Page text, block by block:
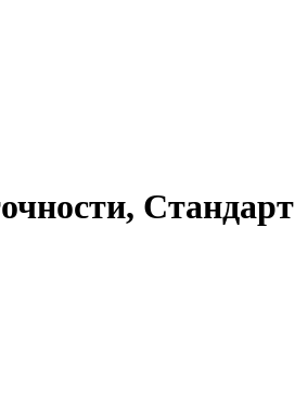
Стандарт